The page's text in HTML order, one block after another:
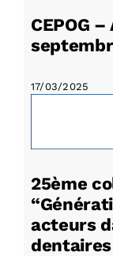
CEPOG
17/03/2025
25ème
acteurs